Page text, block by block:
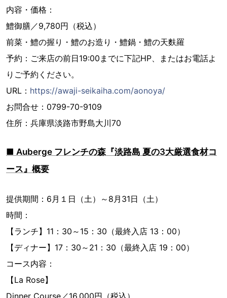
内容・価格：
鱧御膳／9,780円（税込）
前菜・鱧の握り・鱧のお造り・鱧鍋・鱧の天麩羅
予約：ご来店の前日19:00までに下記HP、またはお電話よ
りご予約ください。
URL： https://awaji-seikaiha.com/aonoya/
お問合せ：0799-70-9109
住所：兵庫県淡路市野島大川70
■ Auberge フレンチの森『淡路島 夏の3大厳選食材コ
ース』概要
提供期間：6月１日（土）～8月31日（土）
時間：
【ランチ】11：30～15：30（最終入店 13：00）
【ディナー】17：30～21：30（最終入店 19：00）
コース内容：
【La Rose】
Dinner Course／16,000円（税込）